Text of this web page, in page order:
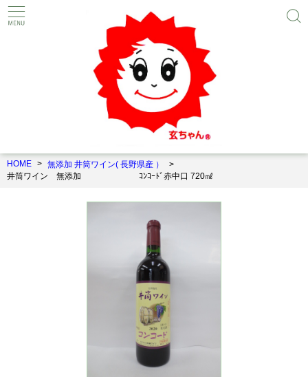
HOME
無添加 井筒ワイン( 長野県産 ）
井筒ワイン 無添加 ｺﾝｺｰﾄﾞ赤中口 720㎖